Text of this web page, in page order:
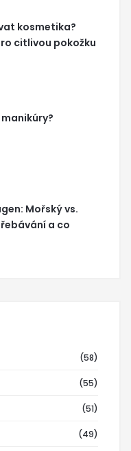
kosmetika?
citlivou pokožku
manikúry?
Mořský vs.
a co
(58)
(55)
(51)
(49)